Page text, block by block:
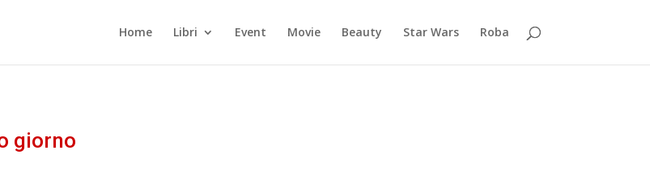
Home Libri Event Movie Beauty Star Wars Roba
giorno